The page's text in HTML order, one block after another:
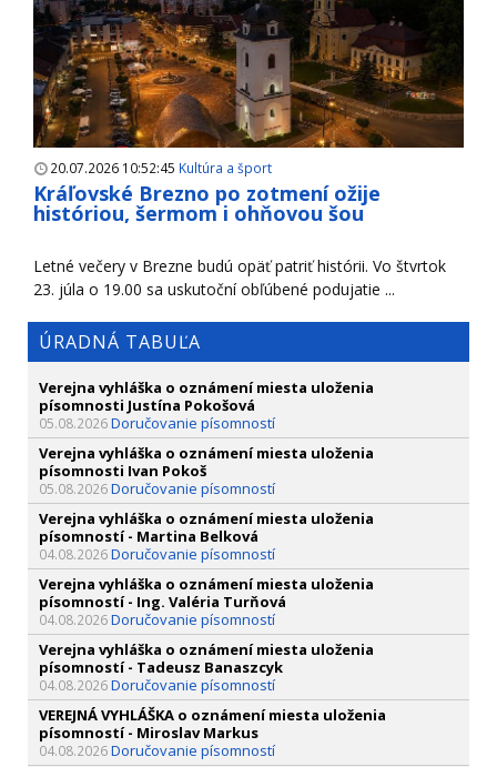
20.07.2026 10:52:45 Kultúra a šport
Kráľovské Brezno po zotmení ožije
históriou, šermom i ohňovou šou
Letné večery v Brezne budú opäť patriť histórii. Vo štvrtok
23. júla o 19.00 sa uskutoční obľúbené podujatie ...
ÚRADNÁ TABUĽA
Verejna vyhláška o oznámení miesta uloženia
písomnosti Justína Pokošová
05.08.2026Doručovanie písomností
Verejna vyhláška o oznámení miesta uloženia
písomnosti Ivan Pokoš
05.08.2026Doručovanie písomností
Verejna vyhláška o oznámení miesta uloženia
písomností - Martina Belková
04.08.2026Doručovanie písomností
Verejna vyhláška o oznámení miesta uloženia
písomností - Ing. Valéria Turňová
04.08.2026Doručovanie písomností
Verejna vyhláška o oznámení miesta uloženia
písomností - Tadeusz Banaszcyk
04.08.2026Doručovanie písomností
VEREJNÁ VYHLÁŠKA o oznámení miesta uloženia
písomností - Miroslav Markus
04.08.2026Doručovanie písomností